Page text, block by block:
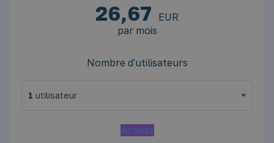
26,67
EUR
par mois
Nombre d'utilisateurs
1 utilisateur
Achète